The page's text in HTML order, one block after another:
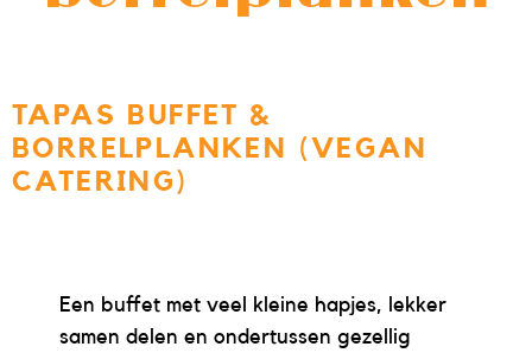
TAPAS BUFFET &
BORRELPLANKEN (VEGAN
CATERING)
Een buffet met veel kleine hapjes, lekker
samen delen en ondertussen gezellig